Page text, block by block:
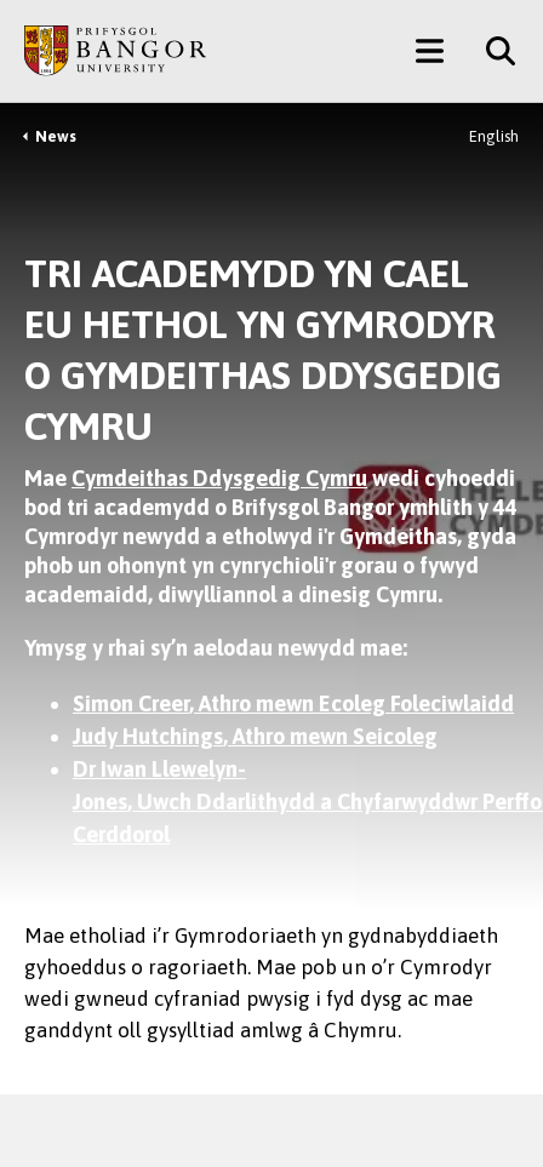
Prif
Gynnwys
Main
Menu
Breadcrumb
News English
TRI ACADEMYDD YN CAEL
EU HETHOL YN GYMRODYR
O GYMDEITHAS DDYSGEDIG
CYMRU
Mae Cymdeithas Ddysgedig Cymruwedi cyhoeddi
bod tri academydd o Brifysgol Bangorymhlith y 44
Cymrodyr newydd a etholwyd i'r Gymdeithas, gyda
phob un ohonynt yn cynrychioli'r gorau o fywyd
academaidd, diwylliannol a dinesig Cymru.
Ymysg y rhai sy’n aelodau newydd mae:
Simon Creer, Athro mewn Ecoleg Foleciwlaidd
Judy Hutchings, Athro mewn Seicoleg
Dr Iwan Llewelyn-
Jones, Uwch Ddarlithydd a Chyfarwyddwr
Cerddorol
Mae etholiad i’r Gymrodoriaeth yn gydnabyddiaeth
gyhoeddus o ragoriaeth. Mae pob un o’r Cymrodyr
wedi gwneud cyfraniad pwysig i fyd dysg ac mae
ganddynt oll gysylltiad amlwg â Chymru.